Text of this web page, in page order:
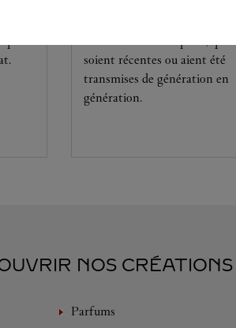
soient récentes ou aient été
transmises de génération en
génération.
NOS CRÉATIONS
Parfums